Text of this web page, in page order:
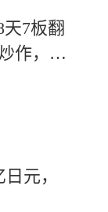
7板翻
作，随
元，